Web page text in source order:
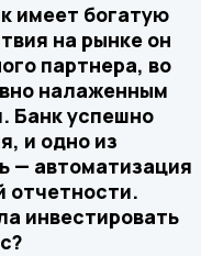
имеет богатую
на рынке он
партнера, во
налаженным
Банк успешно
и одно из
— автоматизация
отчетности.
инвестировать